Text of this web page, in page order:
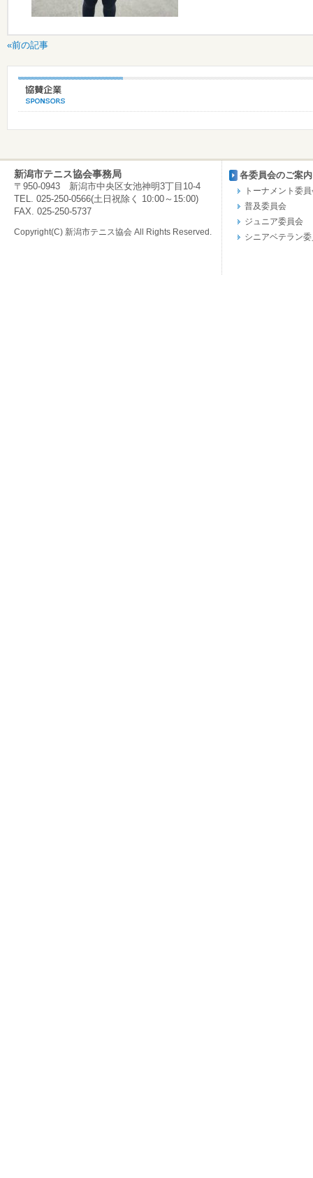
«前の記事
新潟市テニス協会事務局
〒950-0943 新潟市中央区女池神明3丁目10-4
TEL. 025-250-0566(土日祝除く 10:00～15:00)
FAX. 025-250-5737
Copyright(C) 新潟市テニス協会 All Rights Reserved.
各委員会のご案内
トーナメント委
普及委員会
ジュニア委員会
シニアベテラン